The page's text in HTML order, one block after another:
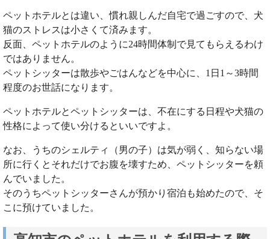
ペットホテルとは違い、慣れ親しんだ自宅で過ごすので、犬
猫のストレスは小さくて済みます。
反面、ペットホテルのように24時間体制で見てもらえるわけ
ではありません。
ペットシッターは散歩やごはんなどを中心に、1日1～3時間
程度のお世話になります。
ペットホテルとペットシッターは、不在にする日程や犬猫の
性格によって使い分けるといいですよ。
なお、うちのシェルティ（男の子）は気が弱く、知らない場
所に行くとそれだけでお腹を壊すため、ペットシッターを頼
んでいました。
そのうちペットシッターさんが預かり宿泊も始めたので、そ
こに預けていました。